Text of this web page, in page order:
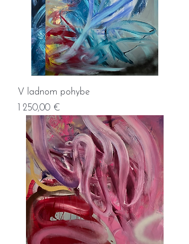
V ladnom pohybe
Prix
1 250,00 €